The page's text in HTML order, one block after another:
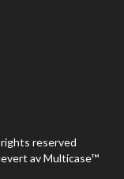
reserved
avMulticase™